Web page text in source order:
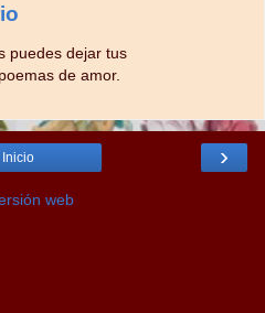
puedes dejar tus
de amor.
›
Inicio
web